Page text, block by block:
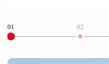
01 02